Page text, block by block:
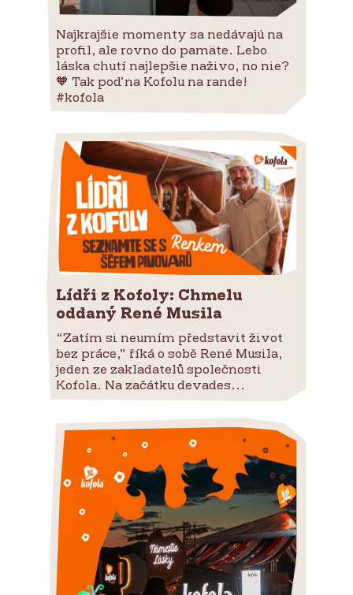
Najkrajšie momenty sa nedávajú na
profil, ale rovno do pamäte. Lebo
láska chutí najlepšie naživo, no nie?
🧡 Tak poď na Kofolu na rande!
#kofola
Lídři z Kofoly: Chmelu
oddaný René Musila
“Zatím si neumím představit život
bez práce,” říká o sobě René Musila,
jeden ze zakladatelů společnosti
Kofola. Na začátku devades...